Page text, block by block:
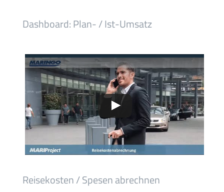
Dashboard: Plan- / Ist-Umsatz
Reisekosten / Spesen abrechnen